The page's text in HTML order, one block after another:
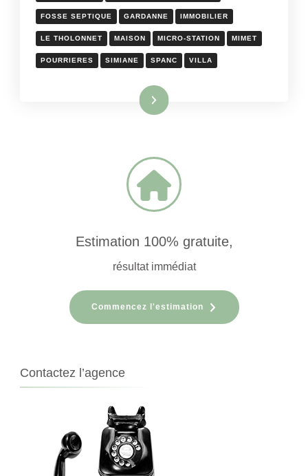
FOSSE SEPTIQUE GARDANNE IMMOBILIER
LE THOLONNET MAISON MICRO-STATION MIMET
POURRIERES SIMIANE SPANC VILLA
Lire la suite
Estimation 100% gratuite,
résultat immédiat
Commencez l'estimation
Contactez l’agence